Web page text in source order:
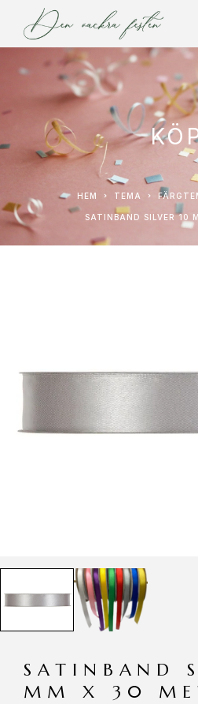
HEM TEMA
SATINBAND SILVER 10
SATINBAND
MM X 30